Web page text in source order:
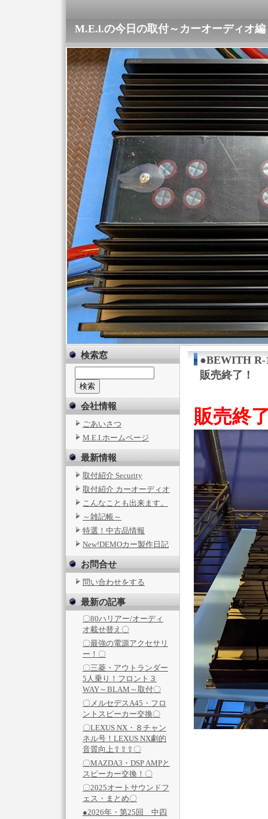
M.E.l.の今日の取付～カーオーディオ編
検索窓
会社情報
ごあいさつ
M.E.I.ホームページ
最新情報
取付紹介 Security
取付紹介 カーオーディオ
こんなことも出来ます。
～雑記帳～
特選！中古品情報
New!DEMOカー製作日記
お問合せ
問い合わせをする
最新の記事
〇80ハリアー/オーディ
オ載せ替え〇
〇最強の電源アクセサリ
ー！〇
〇三菱・アウトランダー
5人乗り！フロント３
WAY～BLAM～取付〇
〇メルセデスA45・フロ
ントスピーカー交換〇
〇LEXUS NX・８チャン
ネル号！LEXUS NX劇的
音質向上⇧⇧⇧〇
〇MAZDA3・DSP AMPと
スピーカー交換！〇
〇2025オートサウンドフ
ェス・まとめ〇
●2026年・第25回 中四
●BEWITH R-
販売終了！
販売終